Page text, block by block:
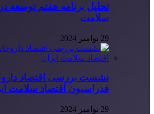
تحلیل برنامه هفتم توسعه
سلامت
29 نوامبر 2024
نشست بررسی اقتصاد
فدراسیون اقتصاد سلامت
29 نوامبر 2024